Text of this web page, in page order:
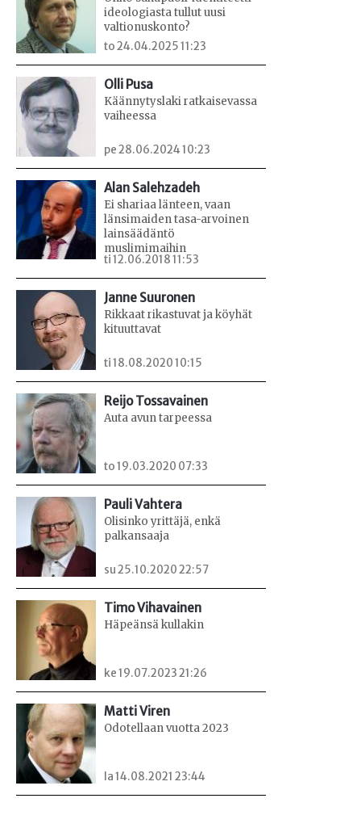
ideologiasta tullut uusi
valtionuskonto?
to 24.04.2025 11:23
Olli Pusa
Käännytyslaki ratkaisevassa
vaiheessa
pe 28.06.2024 10:23
Alan Salehzadeh
Ei shariaa länteen, vaan
länsimaiden tasa-arvoinen
lainsäädäntö
muslimimaihin
ti 12.06.2018 11:53
Janne Suuronen
Rikkaat rikastuvat ja köyhät
kituuttavat
ti 18.08.2020 10:15
Reijo Tossavainen
Auta avun tarpeessa
to 19.03.2020 07:33
Pauli Vahtera
Olisinko yrittäjä, enkä
palkansaaja
su 25.10.2020 22:57
Timo Vihavainen
Häpeänsä kullakin
ke 19.07.2023 21:26
Matti Viren
Odotellaan vuotta 2023
la 14.08.2021 23:44